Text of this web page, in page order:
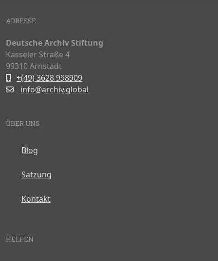
ADRESSE
Deutsche Archiv Stiftung
Kasseler Straße 4
99310 Arnstadt
+(49) 3628 998909
info@archiv.global
ÜBER UNS
Blog
Satzung
Kontakt
HELFEN